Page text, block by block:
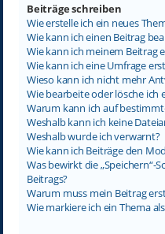
Beiträge schreiben
Wie erstelle ich ein neues
Wie kann ich einen Beitrag
Wie kann ich meinem Beitrag
Wie kann ich eine Umfrage
Wieso kann ich nicht mehr
Wie bearbeite oder lösche ich
Warum kann ich auf
Weshalb kann ich keine
Weshalb wurde ich verwarnt?
Wie kann ich Beiträge den
Was bewirkt die „Speichern“-
Beitrags?
Warum muss mein Beitrag
Wie markiere ich ein Thema